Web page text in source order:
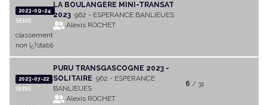
2023-09-24
SERIE
LA BOULANGERE MINI-TRANSAT
2023 962 - ESPERANCE BANLIEUES
Alexis ROCHET
classement
non ï¿½tabli
2023-07-22
SERIE
PURU TRANSGASCOGNE 2023 -
SOLITAIRE 962 - ESPERANCE
BANLIEUES
Alexis ROCHET
6 / 31